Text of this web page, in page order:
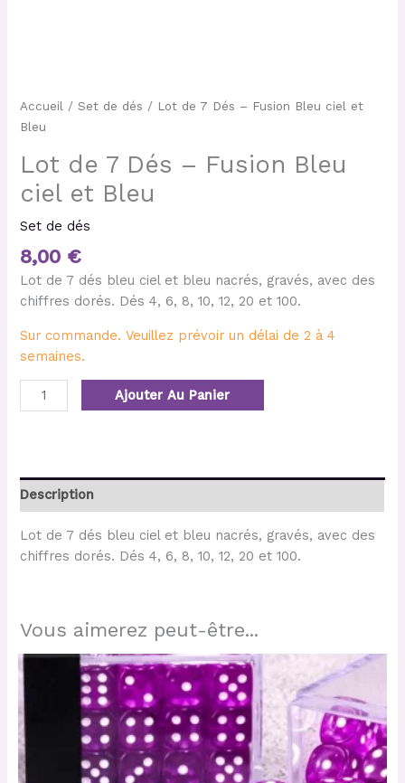
Accueil /Set de dés / Lot de 7 Dés – Fusion Bleu ciel et
Bleu
Lot de 7 Dés – Fusion Bleu
ciel et Bleu
Set de dés
8,00 €
Lot de 7 dés bleu ciel et bleu nacrés, gravés, avec des
chiffres dorés. Dés 4, 6, 8, 10, 12, 20 et 100.
Sur commande. Veuillez prévoir un délai de 2 à 4
semaines.
Ajouter Au Panier
Description
Lot de 7 dés bleu ciel et bleu nacrés, gravés, avec des
chiffres dorés. Dés 4, 6, 8, 10, 12, 20 et 100.
Vous aimerez peut-être...